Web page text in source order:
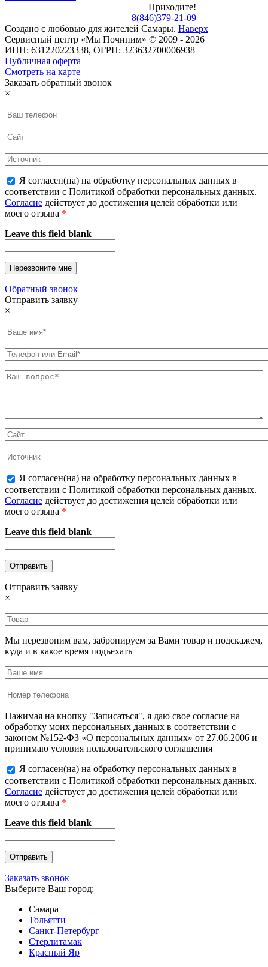
Приходите!
8(846)379-21-09
Создано с любовью для жителей Самары. Наверх
Сервисный центр «Мы Починим» © 2009 - 2026
ИНН: 631220223338, ОГРН: 323632700006938
Публичная оферта
Смотреть на карте
Заказать обратный звонок
×
Я согласен(на) на обработку персональных данных в
соответствии с Политикой обработки персональных данных.
Согласие действует до достижения целей обработки или
моего отзыва *
Leave this field blank
Обратный звонок
Отправить заявку
×
Я согласен(на) на обработку персональных данных в
соответствии с Политикой обработки персональных данных.
Согласие действует до достижения целей обработки или
моего отзыва *
Leave this field blank
Отправить заявку
×
Мы перезвоним вам, забронируем за Вами товар и подскажем,
куда и в какое время подъехать
Нажимая на кнопку "Записаться", я даю свое согласие на
обработку моих персональных данных в соответствии с
законом №152-ФЗ «О персональных данных» от 27.06.2006 и
принимаю условия пользовательского соглашения
Я согласен(на) на обработку персональных данных в
соответствии с Политикой обработки персональных данных.
Согласие действует до достижения целей обработки или
моего отзыва *
Leave this field blank
Заказать звонок
Выберите Ваш город:
Самара
Тольятти
Санкт-Петербург
Стерлитамак
Красный Яр